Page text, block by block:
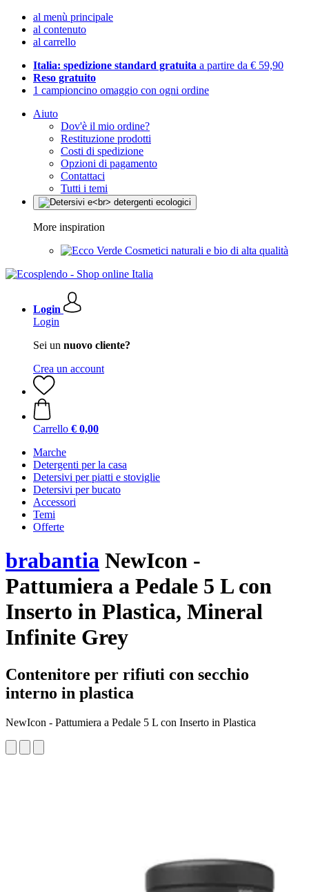
al menù principale
al contenuto
al carrello
Italia: spedizione standard gratuita a partire da € 59,90
Reso gratuito
1 campioncino omaggio con ogni ordine
Aiuto
Dov'è il mio ordine?
Restituzione prodotti
Costi di spedizione
Opzioni di pagamento
Contattaci
Tutti i temi
More inspiration
Cosmetici naturali e bio di alta qualità
Login
Login
Sei un nuovo cliente?
Crea un account
Carrello € 0,00
Marche
Detergenti per la casa
Detersivi per piatti e stoviglie
Detersivi per bucato
Accessori
Temi
Offerte
brabantia NewIcon -
Pattumiera a Pedale 5 L con
Inserto in Plastica, Mineral
Infinite Grey
Contenitore per rifiuti con secchio
interno in plastica
NewIcon - Pattumiera a Pedale 5 L con Inserto in Plastica